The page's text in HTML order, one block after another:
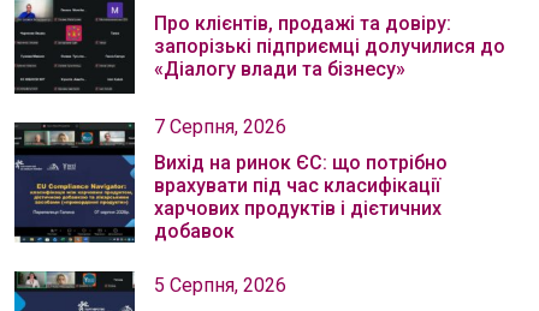
Про клієнтів, продажі та довіру:
запорізькі підприємці долучилися до
«Діалогу влади та бізнесу»
7 Серпня, 2026
Вихід на ринок ЄС: що потрібно
врахувати під час класифікації
харчових продуктів і дієтичних
добавок
5 Серпня, 2026